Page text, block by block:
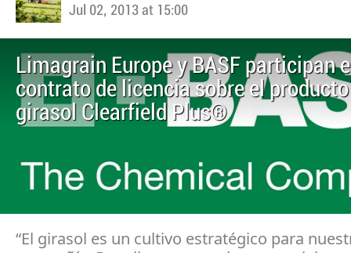
Jul 02, 2013 at 15:00
Limagrain Europe y BASF participan
contrato de licencia sobre el
girasol Clearfield Plus®
“El girasol es un cultivo estratégico para